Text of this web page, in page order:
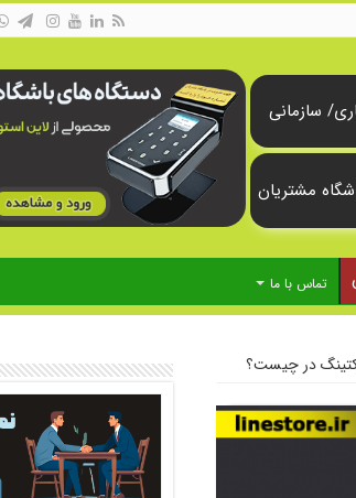
سازمانی
مشتریان
تماس با ما
در چیست؟